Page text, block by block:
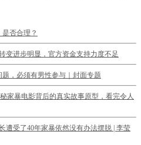
否合理？
变进步明显，官方资金支持力度不足
，必须有男性参与｜封面专题
家暴电影背后的真实故事原型，看完令人
遭受了40年家暴依然没有办法摆脱 | 李莹